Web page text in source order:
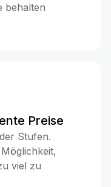
behalten
Preise
Stufen.
viel zu